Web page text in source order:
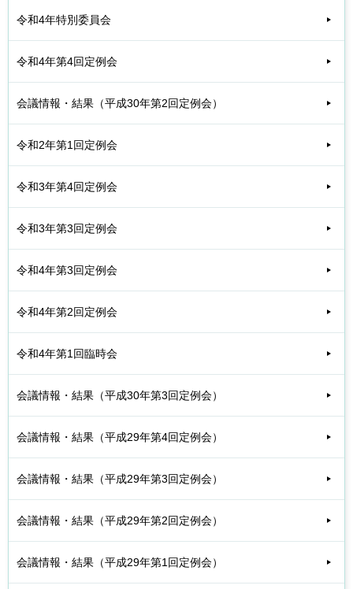
令和4年特別委員会
令和4年第4回定例会
会議情報・結果（平成30年第2回定例会）
令和2年第1回定例会
令和3年第4回定例会
令和3年第3回定例会
令和4年第3回定例会
令和4年第2回定例会
令和4年第1回臨時会
会議情報・結果（平成30年第3回定例会）
会議情報・結果（平成29年第4回定例会）
会議情報・結果（平成29年第3回定例会）
会議情報・結果（平成29年第2回定例会）
会議情報・結果（平成29年第1回定例会）